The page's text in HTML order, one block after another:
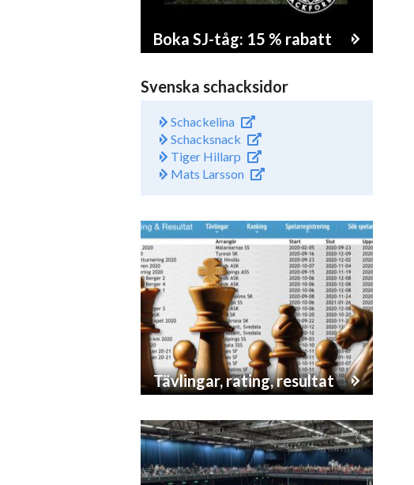
Boka SJ-tåg: 15 % rabatt
Svenska schacksidor
Schackelina
Schacksnack
Tiger Hillarp
Mats Larsson
Tävlingar, rating, resultat